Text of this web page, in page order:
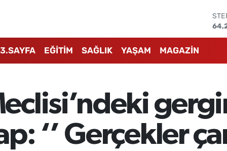
3.SAYFA EĞİTİM SAĞLIK YAŞAM MAGAZİN
‘’ Gerçekler